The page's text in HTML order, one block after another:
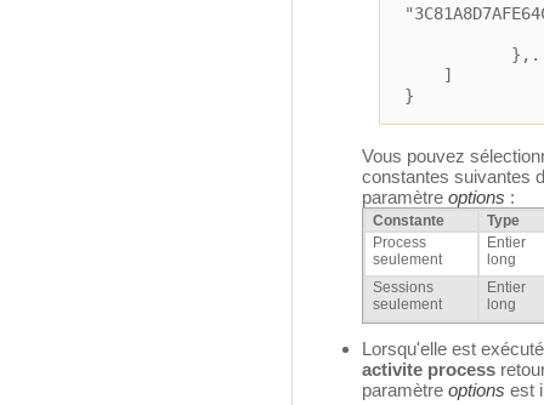
]
}
Vous pouvez
constantes suivantes
paramètre options :
Constante
Type
Process
seulement
Entier
long
Sessions
seulement
Entier
long
Lorsqu'elle est
activite process
paramètre options est